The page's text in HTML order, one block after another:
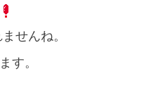
せんね。
す。